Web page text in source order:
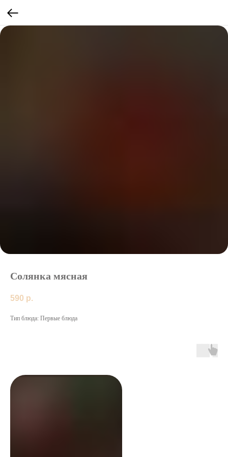
Солянка мясная
590 р.
Тип блюда: Первые блюда